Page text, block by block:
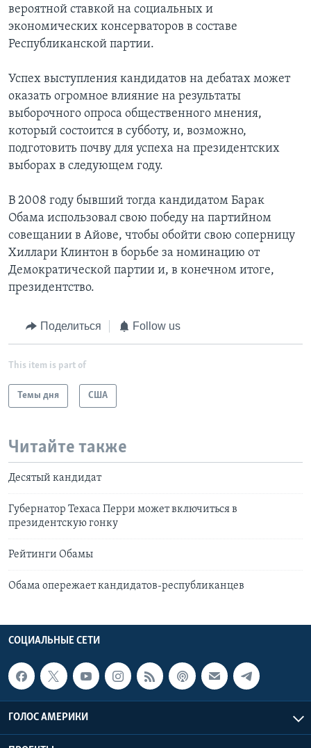
вероятной ставкой на социальных и
экономических консерваторов в составе
Республиканской партии.
Успех выступления кандидатов на дебатах может
оказать огромное влияние на результаты
выборочного опроса общественного мнения,
который состоится в субботу, и, возможно,
подготовить почву для успеха на президентских
выборах в следующем году.
В 2008 году бывший тогда кандидатом Барак
Обама использовал свою победу на партийном
совещании в Айове, чтобы обойти свою соперницу
Хиллари Клинтон в борьбе за номинацию от
Демократической партии и, в конечном итоге,
президентство.
Поделиться Follow us
This item is part of
Темы дня США
Читайте также
Десятый кандидат
Губернатор Техаса Перри может включиться в
президентскую гонку
Рейтинги Обамы
Обама опережает кандидатов-республиканцев
СОЦИАЛЬНЫЕ СЕТИ
ГОЛОС АМЕРИКИ